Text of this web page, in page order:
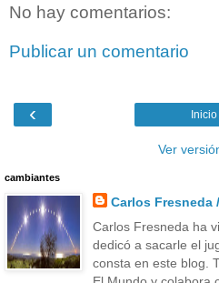
No hay comentarios:
Publicar un comentario
‹ Inicio
Ver
cambiantes
Carlos Fresneda
Carlos Fresneda ha
dedicó a sacarle el
consta en este blog.